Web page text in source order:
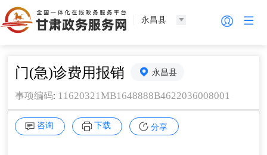
永昌县
门(急)诊费用报销 永昌县
事项编码: 11620321MB1648888B4622036008001
咨询 下载 分享